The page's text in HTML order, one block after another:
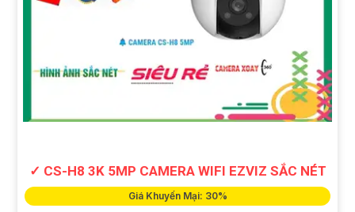
✓ CS-H8 3K 5MP CAMERA WIFI EZVIZ SẮC NÉT
Giá Khuyến Mại: 30%